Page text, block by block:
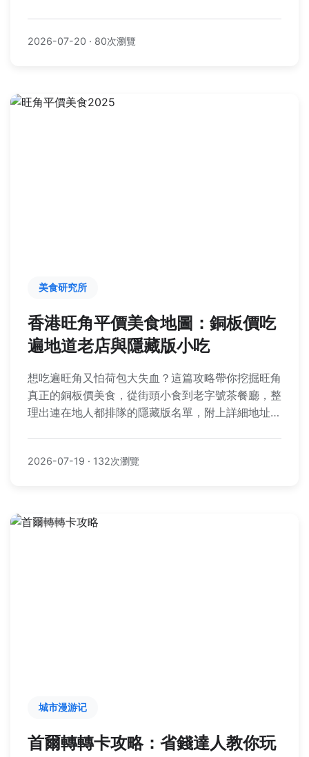
2026-07-20 · 80次瀏覽
美食研究所
香港旺角平價美食地圖：銅板價吃
遍地道老店與隱藏版小吃
想吃遍旺角又怕荷包大失血？這篇攻略帶你挖掘旺角
真正的銅板價美食，從街頭小食到老字號茶餐廳，整
理出連在地人都排隊的隱藏版名單，附上詳細地址、
2026-07-19 · 132次瀏覽
城市漫游记
首爾轉轉卡攻略：省錢達人教你玩